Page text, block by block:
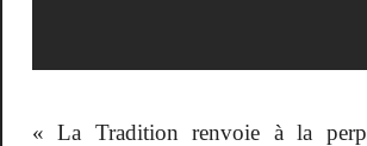
« La Tradition renvoie à la